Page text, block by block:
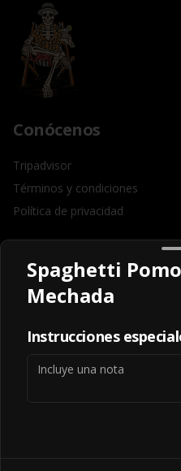
Conócenos
Tripadvisor
Términos y condiciones
Política de privacidad
Redes sociales
Instagram
Facebook
Mi cuenta
Spaghetti
Mechada
Instrucciones